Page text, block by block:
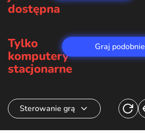
dostępna
Tylko
komputery
stacjonarne
Graj podobnie
Sterowanie grą